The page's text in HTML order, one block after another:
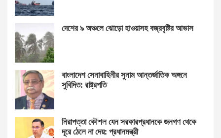
দেশের ৯ অঞ্চলে ঝোড়ো হাওয়াসহ বজ্রবৃষ্টির আভাস
বাংলাদেশ সেনাবাহিনীর সুনাম আন্তর্জাতিক অঙ্গনে
সুবিদিত: রাষ্ট্রপতি
নিরাপত্তা কৌশল যেন সরকারপ্রধানকে জনগণ থেকে
দূরে ঠেলে না দেয়: প্রধানমন্ত্রী